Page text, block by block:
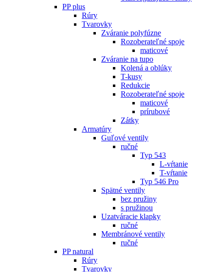
PP plus
Rúry
Tvarovky
Zváranie polyfúzne
Rozoberateľné spoje
maticové
Zváranie na tupo
Kolená a oblúky
T-kusy
Redukcie
Rozoberateľné spoje
maticové
prírubové
Zátky
Armatúry
Guľové ventily
ručné
Typ 543
L-vŕtanie
T-vŕtanie
Typ 546 Pro
Spätné ventily
bez pružiny
s pružinou
Uzatváracie klapky
ručné
Membránové ventily
ručné
PP natural
Rúry
Tvarovky